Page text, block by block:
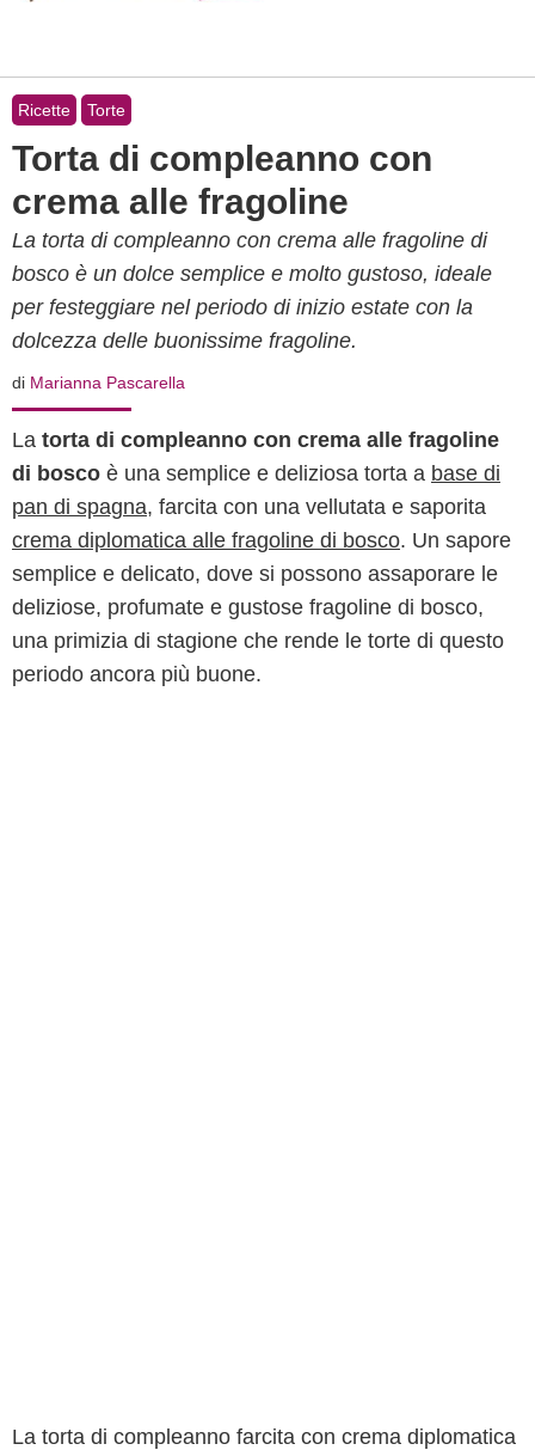
Ricette Torte
Torta di compleanno con
crema alle fragoline
La torta di compleanno con crema alle fragoline di
bosco è un dolce semplice e molto gustoso, ideale
per festeggiare nel periodo di inizio estate con la
dolcezza delle buonissime fragoline.
di Marianna Pascarella
La torta di compleanno con crema alle fragoline
di bosco è una semplice e deliziosa torta a base di
pan di spagna, farcita con una vellutata e saporita
crema diplomatica alle fragoline di bosco. Un sapore
semplice e delicato, dove si possono assaporare le
deliziose, profumate e gustose fragoline di bosco,
una primizia di stagione che rende le torte di questo
periodo ancora più buone.
La torta di compleanno farcita con crema diplomatica